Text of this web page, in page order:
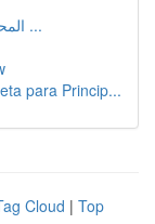
الاشتراك سمارترز: أ????境界 المحتوى بلا ...
para Princip...
Cloud | Top